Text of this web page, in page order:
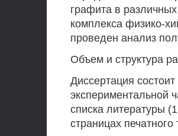
графита в
комплекса физико-
проведен анализ
Объем и структура
Диссертация
экспериментальной
списка литературы
страницах